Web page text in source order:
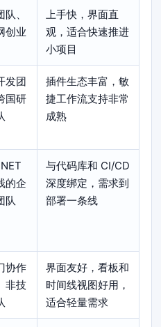
、
创业
上手快，界面直
观，适合快速推进
小项目
发团
国研
插件生态丰富，敏
捷工作流支持非常
成熟
的企
队
与代码库和 CI/CD
深度绑定，需求到
部署一条线
协作
非技
界面友好，看板和
时间线视图好用，
适合轻量需求